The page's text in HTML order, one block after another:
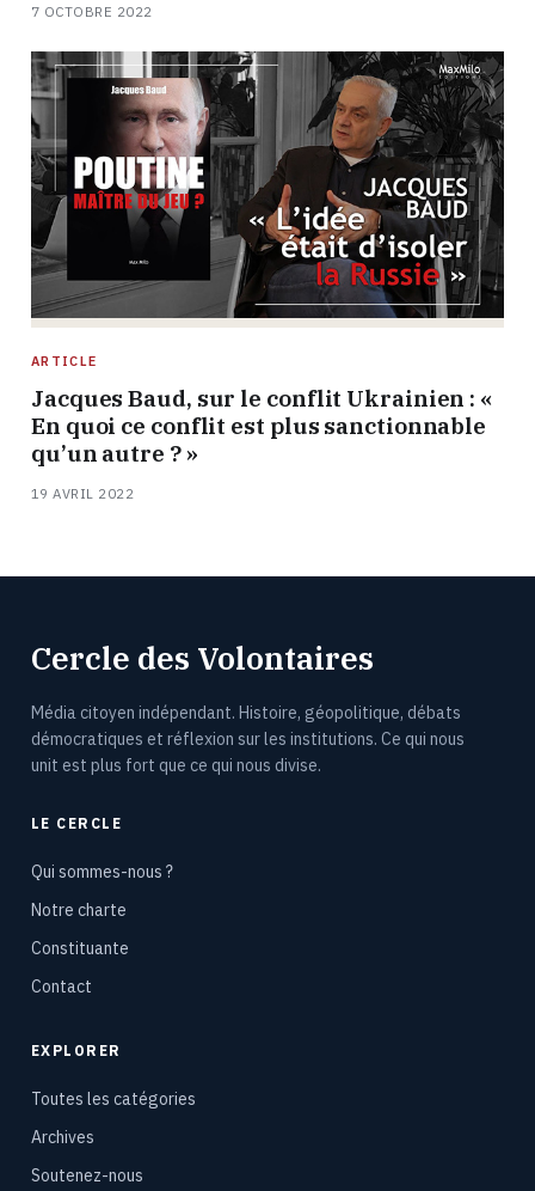
7 OCTOBRE 2022
ARTICLE
Jacques Baud, sur le conflit Ukrainien : «
En quoi ce conflit est plus sanctionnable
qu’un autre ? »
19 AVRIL 2022
Cercle des Volontaires
Média citoyen indépendant. Histoire, géopolitique, débats
démocratiques et réflexion sur les institutions. Ce qui nous
unit est plus fort que ce qui nous divise.
LE CERCLE
Qui sommes-nous ?
Notre charte
Constituante
Contact
EXPLORER
Toutes les catégories
Archives
Soutenez-nous